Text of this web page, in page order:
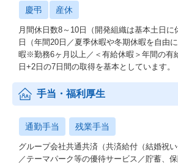
【「バイブネイティブ組織」を意識した体制
2025年3月に新体制へと移行したタイミン
グ（人間が一切コードを書かずに、AIがプ
法）が登場し、
生成AIの技術に大きなブレイクスルーが起き
加えてアウトカム達成のためにはプロダク
ザーリサーチなど、専門的なノウハウを持つ
それが生成AIとディープリサーチの活用に
しきれなかったビジネスの複雑な背景や要件
能になりました。
慶弔 産休
月間休日数8～10日（開発組織は基本土日
日（年間20日／夏季休暇や冬期休暇を自由
暇※勤務6ヶ月以上／＜有給休暇＞年間の有
日+2日の7日間の取得を基本としています。
手当・福利厚生
通勤手当 残業手当
グループ会社共通共済（共済給付（結婚祝い
／テーマパーク等の優待サービス／貯蓄、